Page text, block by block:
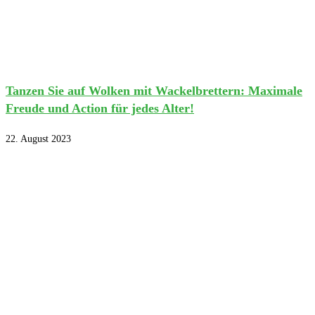
Tanzen Sie auf Wolken mit Wackelbrettern: Maximale
Freude und Action für jedes Alter!
22. August 2023